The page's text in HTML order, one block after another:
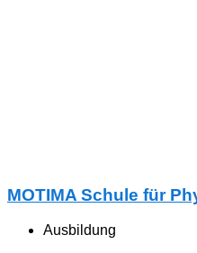
MOTIMA Schule für
Ausbildung